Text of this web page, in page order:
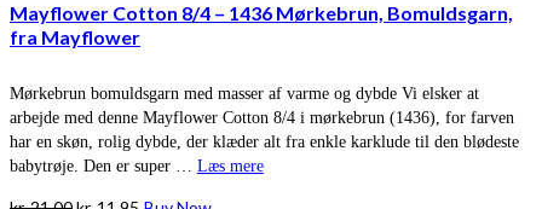
Mayflower Cotton 8/4 – 1436 Mørkebrun, Bomuldsgarn,
fra Mayflower
Mørkebrun bomuldsgarn med masser af varme og dybde Vi elsker at
arbejde med denne Mayflower Cotton 8/4 i mørkebrun (1436), for farven
har en skøn, rolig dybde, der klæder alt fra enkle karklude til den blødeste
babytrøje. Den er super … Læs mere